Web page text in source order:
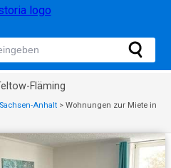
Fläming
Anhalt > Wohnungen zur Miete in